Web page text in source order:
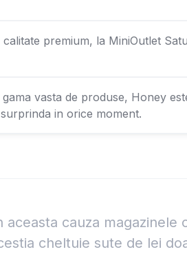
premium, la MiniOutlet Satu
vasta de produse, Honey
in orice moment.
cauza magazinele
cheltuie sute de lei